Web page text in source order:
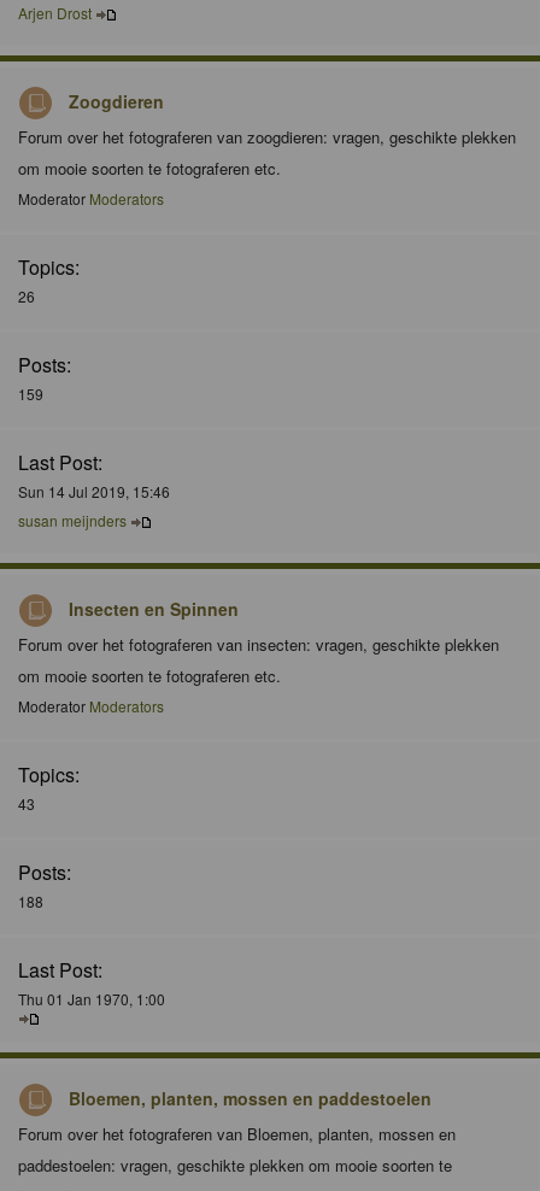
Arjen Drost
Zoogdieren
Forum over het fotograferen van zoogdieren: vragen, geschikte plekken
om mooie soorten te fotograferen etc.
Moderator Moderators
Topics:
26
Posts:
159
Last Post:
Sun 14 Jul 2019, 15:46
susan meijnders
Insecten en Spinnen
Forum over het fotograferen van insecten: vragen, geschikte plekken
om mooie soorten te fotograferen etc.
Moderator Moderators
Topics:
43
Posts:
188
Last Post:
Thu 01 Jan 1970, 1:00
Bloemen, planten, mossen en paddestoelen
Forum over het fotograferen van Bloemen, planten, mossen en
paddestoelen: vragen, geschikte plekken om mooie soorten te